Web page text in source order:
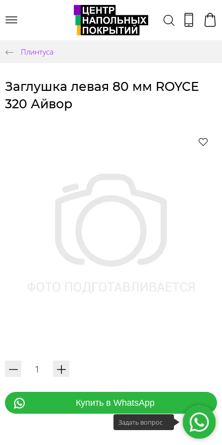
Плинтуса
Заглушка левая 80 мм ROYCE
320 Айвор
Купить в WhatsApp
Задать вопрос